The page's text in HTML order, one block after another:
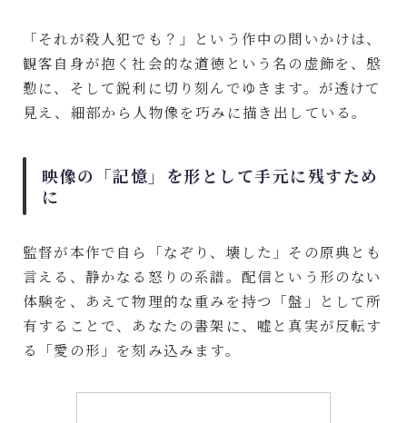
「それが殺人犯でも？」という作中の問いかけは、
観客自身が抱く社会的な道徳という名の虚飾を、慇
懃に、そして鋭利に切り刻んでゆきます。が透けて
見え、細部から人物像を巧みに描き出している。
映像の「記憶」を形として手元に残すため
に
監督が本作で自ら「なぞり、壊した」その原典とも
言える、静かなる怒りの系譜。配信という形のない
体験を、あえて物理的な重みを持つ「盤」として所
有することで、あなたの書架に、嘘と真実が反転す
る「愛の形」を刻み込みます。